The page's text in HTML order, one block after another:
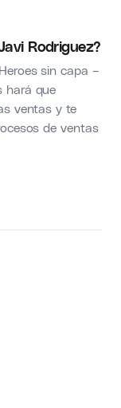
Rodriguez?
sin capa –
hará que
ventas y te
de ventas